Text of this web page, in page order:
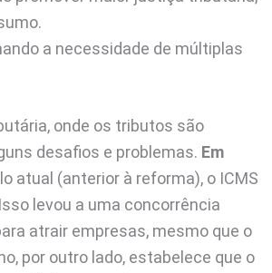
a necessidade de múltiplas
onde os tributos são
desafios e problemas. Em
atual (anterior à reforma), o ICMS
levou a uma concorrência
atrair empresas, mesmo que o
por outro lado, estabelece que o